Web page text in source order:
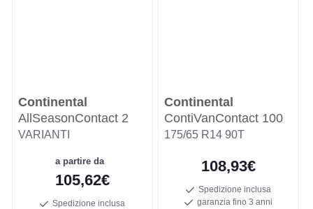
Continental
AllSeasonContact 2
VARIANTI
a partire da
105,62€
Spedizione inclusa
Continental
ContiVanContact 100
175/65 R14 90T
108,93€
Spedizione inclusa
garanzia fino 3 anni